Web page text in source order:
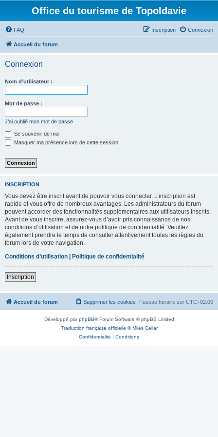
Office du tourisme de Topoldavie
FAQ Connexion
Inscription
Accueil du forum
Connexion
Nom d’utilisateur :
Mot de passe :
J’ai oublié mon mot de passe
Se souvenir de moi
Masquer ma présence lors de cette session
INSCRIPTION
Vous devez être inscrit avant de pouvoir vous connecter. L’inscription est
rapide et vous offre de nombreux avantages. Les administrateurs du forum
peuvent accorder des fonctionnalités supplémentaires aux utilisateurs inscrits.
Avant de vous inscrire, assurez-vous d’avoir pris connaissance de nos
conditions d’utilisation et de notre politique de confidentialité. Veuillez
également prendre le temps de consulter attentivement toutes les règles du
forum lors de votre navigation.
Conditions d’utilisation | Politique de confidentialité
Inscription
Accueil du forum Fuseau horaire sur UTC+02:00
Supprimer les cookies
Développé parphpBB® Forum Software © phpBB Limited
Traduction française officielle ©Miles Cellar
Confidentialité | Conditions